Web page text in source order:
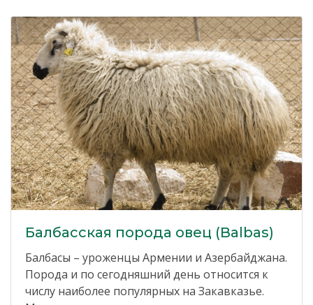
Балбасская порода овец (Balbas)
Балбасы – уроженцы Армении и Азербайджана.
Порода и по сегодняшний день относится к
числу наиболее популярных на Закавказье.